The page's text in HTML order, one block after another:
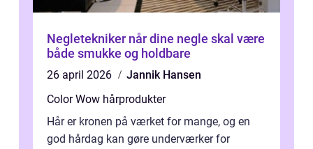
Negletekniker når dine negle skal være
både smukke og holdbare
26 april 2026
Jannik Hansen
Color Wow hårprodukter
Hår er kronen på værket for mange, og en
god hårdag kan gøre underværker for